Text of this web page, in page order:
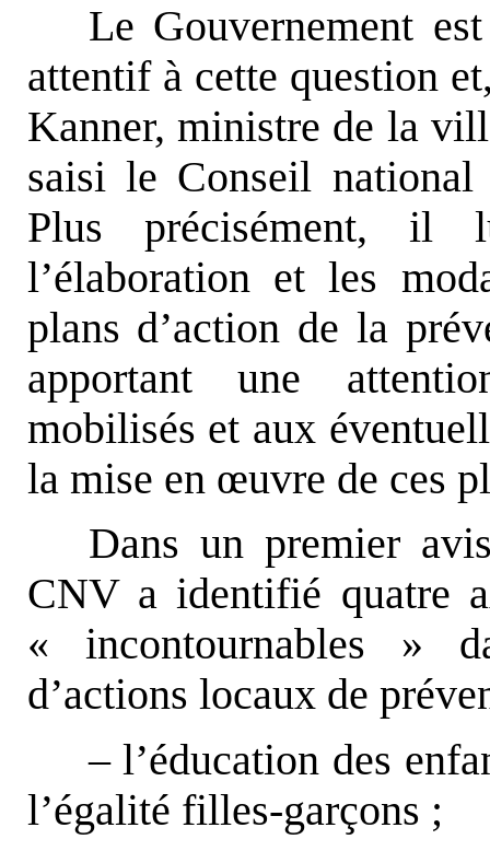
Le Gouvernement
attentif à cette question
Kanner, ministre de la
saisi le Conseil
Plus précisément, il
l’élaboration et les
plans d’action de la
apportant une
mobilisés et aux
la mise en œuvre de ces
Dans un premier
CNV a identifié quatre
« incontournables »
d’actions locaux de
– l’éducation des
l’égalité filles-garçons ;